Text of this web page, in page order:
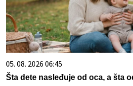
05. 08. 2026 06:45
Šta dete nasleđuje od oca, a šta